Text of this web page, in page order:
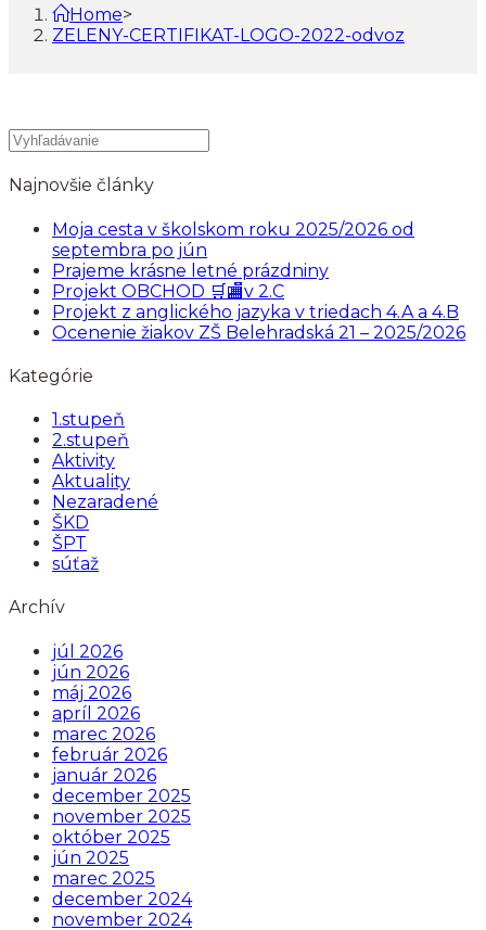
Home>
ZELENY-CERTIFIKAT-LOGO-2022-odvoz
Najnovšie články
Moja cesta v školskom roku 2025/2026 od
septembra po jún
Prajeme krásne letné prázdniny
Projekt OBCHOD 🛒🏬v 2.C
Projekt z anglického jazyka v triedach 4.A a 4.B
Ocenenie žiakov ZŠ Belehradská 21 – 2025/2026
Kategórie
1.stupeň
2.stupeň
Aktivity
Aktuality
Nezaradené
ŠKD
ŠPT
súťaž
Archív
júl 2026
jún 2026
máj 2026
apríl 2026
marec 2026
február 2026
január 2026
december 2025
november 2025
október 2025
jún 2025
marec 2025
december 2024
november 2024